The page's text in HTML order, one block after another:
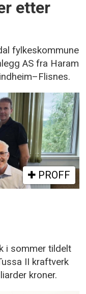
etter
fylkeskommune
AS fra Haram
PROFF
i sommer tildelt
II kraftverk
kroner.